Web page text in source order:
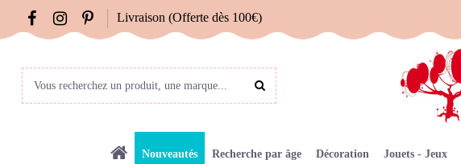
Livraison (Offerte dès 100€)
Nouveautés Recherche par âge Décoration Jouets - Jeux